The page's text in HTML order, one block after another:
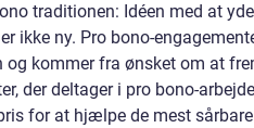
traditionen: Idéen med at
ikke ny. Pro bono-
og kommer fra ønsket om at
der deltager i pro bono-
for at hjælpe de mest